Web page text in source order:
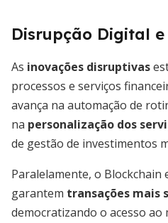
Disrupção Digital e
As inovações disruptivas
processos e serviços
avança na automação de
na personalização dos
de gestão de investimentos
Paralelamente, o Blockchain
garantem transações mais
democratizando o acesso ao